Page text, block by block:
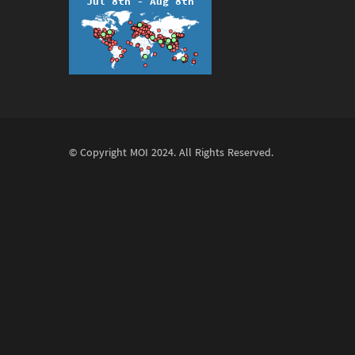
© Copyright MOI 2024. All Rights Reserved.